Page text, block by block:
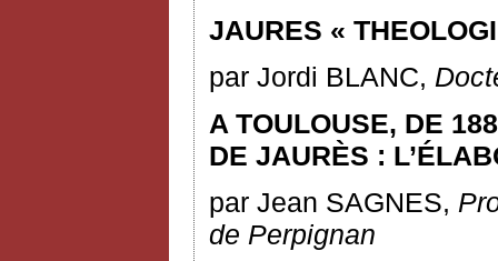
JAURES «
par Jordi BLANC,
A TOULOUSE, DE
DE JAURÈS :
par Jean SAGNES,
de Perpignan